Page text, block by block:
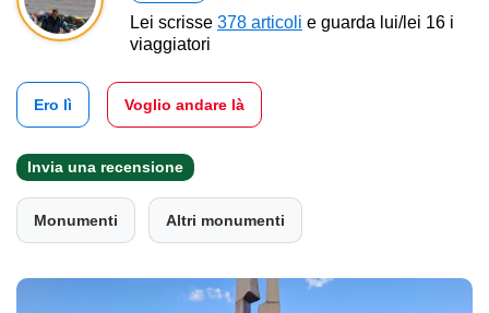
Lei scrisse 378 articoli e guarda lui/lei 16 i
viaggiatori
Ero lì Voglio andare là
Invia una recensione
Monumenti Altri monumenti